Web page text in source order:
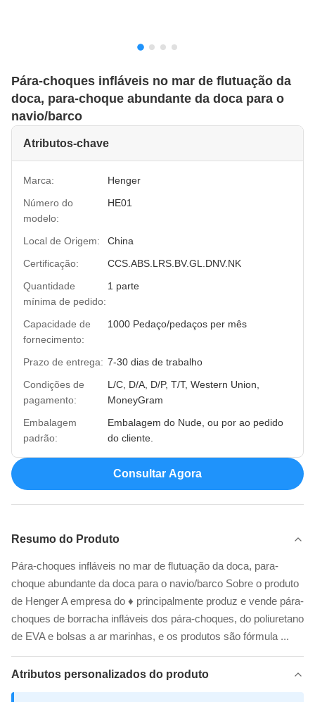
Pára-choques infláveis no mar de flutuação da
doca, para-choque abundante da doca para o
navio/barco
Atributos-chave
Marca:
Henger
Número do
modelo:
HE01
Local de Origem:
China
Certificação:
CCS.ABS.LRS.BV.GL.DNV.NK
Quantidade
mínima de pedido:
1 parte
Capacidade de
fornecimento:
1000 Pedaço/pedaços per mês
Prazo de entrega: 7-30 dias de trabalho
Condições de
pagamento:
L/C, D/A, D/P, T/T, Western Union,
MoneyGram
Embalagem
padrão:
Embalagem do Nude, ou por ao pedido
do cliente.
Consultar Agora
Resumo do Produto
Pára-choques infláveis no mar de flutuação da doca, para-
choque abundante da doca para o navio/barco Sobre o produto
de Henger A empresa do ♦ principalmente produz e vende pára-
choques de borracha infláveis dos pára-choques, do poliuretano
de EVA e bolsas a ar marinhas, e os produtos são fórmula ...
Atributos personalizados do produto